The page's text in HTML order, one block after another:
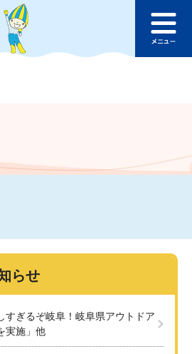
のページの本文へ
ュ
らせ
すぎるぞ岐阜！岐阜県アウトドア
実施」他